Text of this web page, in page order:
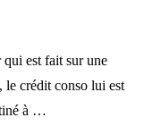
est fait sur une
le crédit conso lui est
à …